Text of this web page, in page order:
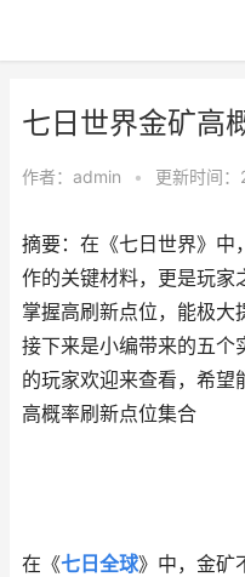
七日世界金矿高
作者： admin • 更新时间
摘要：在《七日世界》中
作的关键材料，更是玩家
掌握高刷新点位，能极大
接下来是小编带来的五个
的玩家欢迎来查看，希望
高概率刷新点位集合
在《七日全球》中，金矿